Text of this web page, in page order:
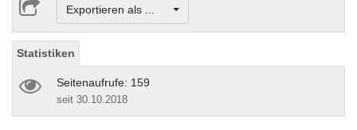
Exportieren als ...
Statistiken
Seitenaufrufe: 159
seit 30.10.2018